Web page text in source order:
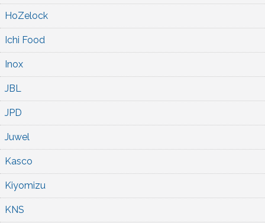
HoZelock
Ichi Food
Inox
JBL
JPD
Juwel
Kasco
Kiyomizu
KNS